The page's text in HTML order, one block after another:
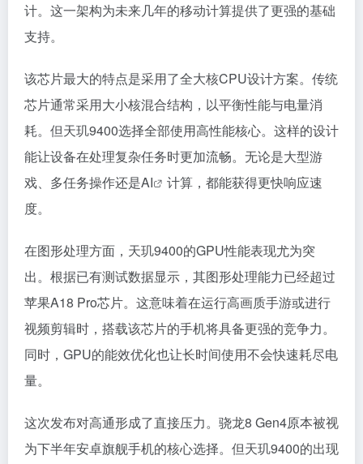
计。这一架构为未来几年的移动计算提供了更强的基础
支持。
该芯片最大的特点是采用了全大核CPU设计方案。传统
芯片通常采用大小核混合结构，以平衡性能与电量消
耗。但天玑9400选择全部使用高性能核心。这样的设计
能让设备在处理复杂任务时更加流畅。无论是大型游
戏、多任务操作还是AI
计算，都能获得更快响应速
度。
在图形处理方面，天玑9400的GPU性能表现尤为突
出。根据已有测试数据显示，其图形处理能力已经超过
苹果A18 Pro芯片。这意味着在运行高画质手游或进行
视频剪辑时，搭载该芯片的手机将具备更强的竞争力。
同时，GPU的能效优化也让长时间使用不会快速耗尽电
量。
这次发布对高通形成了直接压力。骁龙8 Gen4原本被视
为下半年安卓旗舰手机的核心选择。但天玑9400的出现